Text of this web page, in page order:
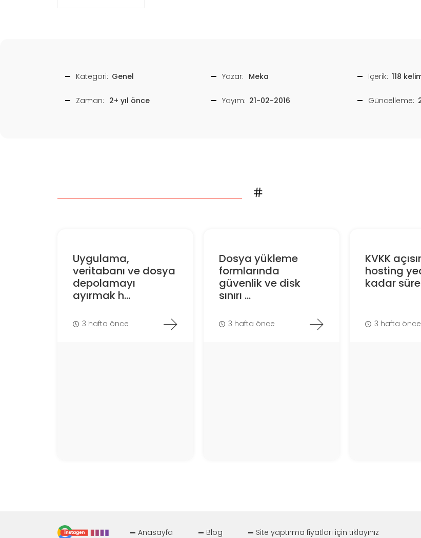
Kategori: Genel Yazar: Meka İçerik: 118
Zaman: 2+ yıl önce Yayım: 21-02-2016 Güncelleme:
Uygulama,
veritabanı ve dosya
depolamayı
ayırmak h...
3 hafta önce
Dosya yükleme
formlarında
güvenlik ve disk
sınırı ...
3 hafta önce
KVKK
hosting
kadar
3 hafta önce
Anasayfa Blog Site yaptırma fiyatları için tıklayınız